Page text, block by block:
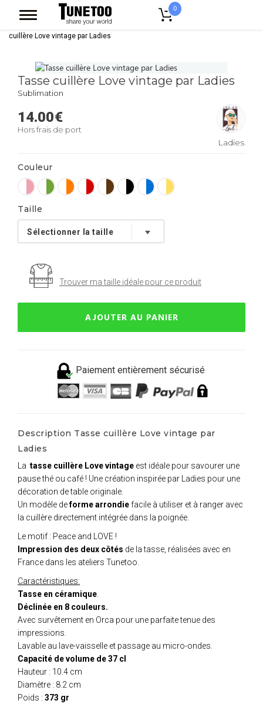
0
Accessoires Casquettes
cuillère Love vintage par Ladies
Tasse cuillère Love vintage par Ladies
Sublimation
14.00€
Hors frais de port
Ladies
Couleur
Taille
Trouver ma taille idéale pour ce produit
AJOUTER AU PANIER
Paiement entièrement sécurisé
Description Tasse cuillère Love vintage par
Ladies
La tasse cuillère Love vintage est idéale pour savourer une
pause thé ou café ! Une création inspirée par Ladies pour une
décoration de table originale.
Un modèle deforme arrondiefacile à utiliser et à ranger avec
la cuillère directement intégrée dans la poignée.
Le motif : Peace and LOVE !
Impression des deux côtés de la tasse, réalisées avec en
France dans les ateliers Tunetoo.
Caractéristiques:
Tasse en céramique
Déclinée en 8 couleurs.
Avec survêtement en Orca pour une parfaite tenue des
impressions.
Lavable au lave-vaisselle et passage au micro-ondes.
Capacité de volume de 37 cl
Hauteur : 10.4 cm
Diamètre : 8.2 cm
Poids : 373 gr